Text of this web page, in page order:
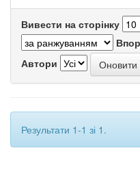
Вивести на сторінку
Автори
Результати 1-1 зі 1.